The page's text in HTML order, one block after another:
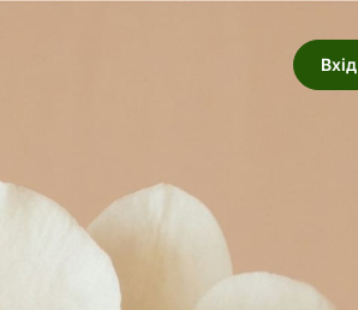
Вхід